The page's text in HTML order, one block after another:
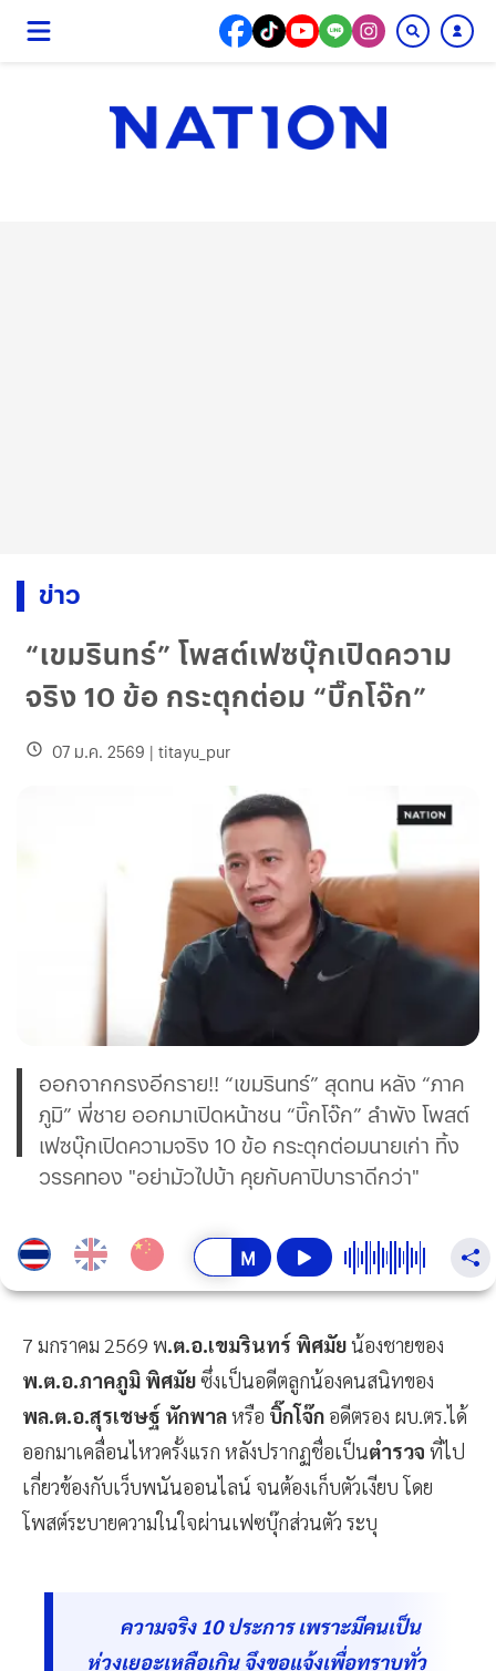
ข่าว
“เขมรินทร์” โพสต์เฟซบุ๊กเปิดความ
จริง 10 ข้อ กระตุกต่อม “บิ๊กโจ๊ก”
07 ม.ค. 2569 | titayu_pur
ออกจากกรงอีกราย!! “เขมรินทร์” สุดทน หลัง “ภาค
ภูมิ” พี่ชาย ออกมาเปิดหน้าชน “บิ๊กโจ๊ก” ลำพัง โพสต์
เฟซบุ๊กเปิดความจริง 10 ข้อ กระตุกต่อมนายเก่า ทิ้ง
วรรคทอง "อย่ามัวไปบ้า คุยกับคาปิบาราดีกว่า"
7 มกราคม 2569 พ.ต.อ.เขมรินทร์ พิศมัยน้องชายของ
พ.ต.อ.ภาคภูมิ พิศมัยซึ่งเป็นอดีตลูกน้องคนสนิทของ
พล.ต.อ.สุรเชษฐ์ หักพาลหรือ บิ๊กโจ๊ก อดีตรอง ผบ.ตร.ได้
ออกมาเคลื่อนไหวครั้งแรก หลังปรากฏชื่อเป็นตำรวจ ที่ไป
เกี่ยวข้องกับเว็บพนันออนไลน์ จนต้องเก็บตัวเงียบ โดย
โพสต์ระบายความในใจผ่านเฟซบุ๊กส่วนตัว ระบุ
ความจริง 10 ประการ เพราะมีคนเป็น
ห่วงเยอะเหลือเกิน จึงขอแจ้งเพื่อทราบทั่ว